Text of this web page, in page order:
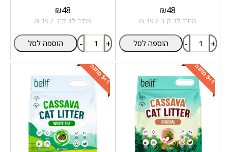
₪48
מחיר ל1 ק"ג: 19.2 ₪
- + הוספה לסל
₪48
מחיר ל1 ק"ג: 19.2 ₪
- + הוספה לסל
5
+
1
מ
ת
נ
ה 5
+
1
מ
ת
נ
ה